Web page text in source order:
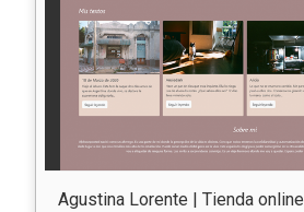
Agustina Lorente | Tienda online